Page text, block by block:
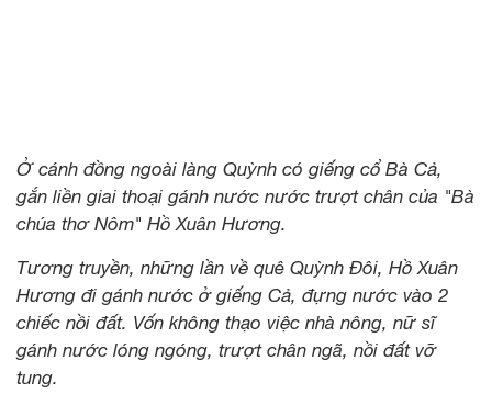
Ở cánh đồng ngoài làng Quỳnh có giếng cổ Bà Cả,
gắn liền giai thoại gánh nước nước trượt chân của "Bà
chúa thơ Nôm" Hồ Xuân Hương.
Tương truyền, những lần về quê Quỳnh Đôi, Hồ Xuân
Hương đi gánh nước ở giếng Cả, đựng nước vào 2
chiếc nồi đất. Vốn không thạo việc nhà nông, nữ sĩ
gánh nước lóng ngóng, trượt chân ngã, nồi đất vỡ
tung.